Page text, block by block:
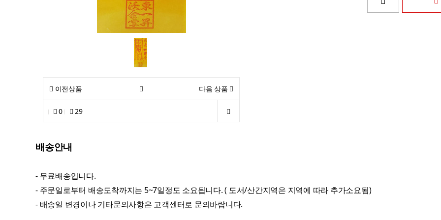
이전상품 다음 상품
0 29
배송안내
- 무료배송입니다.
- 주문일로부터 배송도착까지는 5~7일정도 소요됩니다. ( 도서/산간지역은 지역에 따라 추가소요됨)
- 배송일 변경이나 기타문의사항은 고객센터로 문의바랍니다.